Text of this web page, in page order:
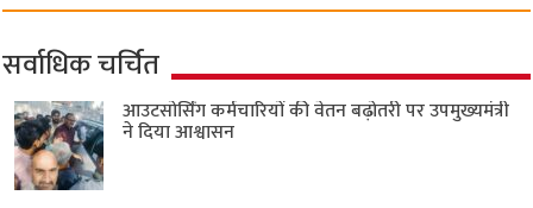
सर्वाधिक चर्चित
आउटसोर्सिंग कर्मचारियों की वेतन बढ़ोतरी पर उपमुख्यमंत्री
ने दिया आश्वासन